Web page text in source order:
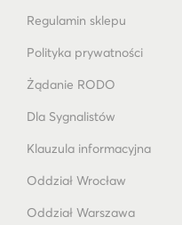
Regulamin sklepu
Polityka prywatności
Żądanie RODO
Dla Sygnalistów
Klauzula informacyjna
Oddział Wrocław
Oddział Warszawa